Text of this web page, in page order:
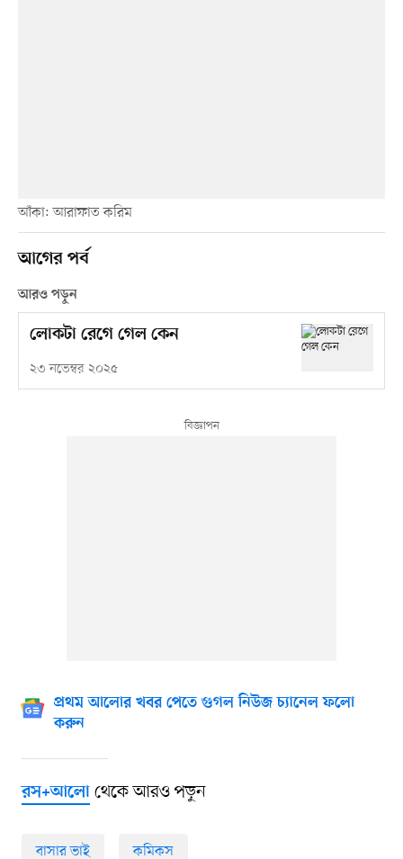
আঁকা: আরাফাত করিম
আগের পর্ব
আরও পড়ুন
লোকটা রেগে গেল কেন
২৩ নভেম্বর ২০২৫
প্রথম আলোর খবর পেতে গুগল নিউজ চ্যানেল ফলো
করুন
রস+আলোথেকে আরও পড়ুন
বাসার ভাই কমিকস